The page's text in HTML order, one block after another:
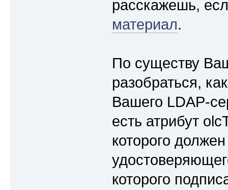
расскажешь,
материал.
По существу
разобраться,
Вашего LDAP-
есть атрибут
которого
которого